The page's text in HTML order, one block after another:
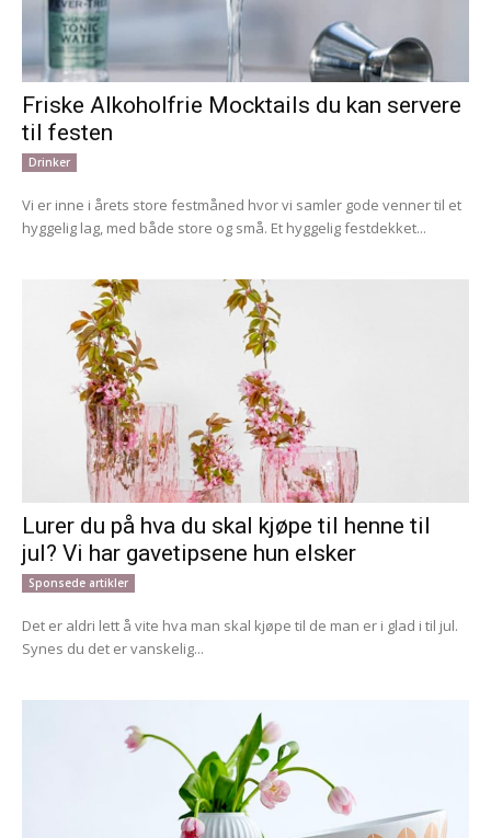
Friske Alkoholfrie Mocktails du kan servere
til festen
Drinker
Vi er inne i årets store festmåned hvor vi samler gode venner til et
hyggelig lag, med både store og små. Et hyggelig festdekket...
Lurer du på hva du skal kjøpe til henne til
jul? Vi har gavetipsene hun elsker
Sponsede artikler
Det er aldri lett å vite hva man skal kjøpe til de man er i glad i til jul.
Synes du det er vanskelig...